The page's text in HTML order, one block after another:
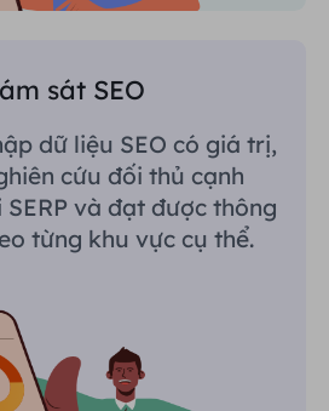
sát SEO
dữ liệu SEO có giá trị,
cứu đối thủ cạnh
và đạt được thông
từng khu vực cụ thể.